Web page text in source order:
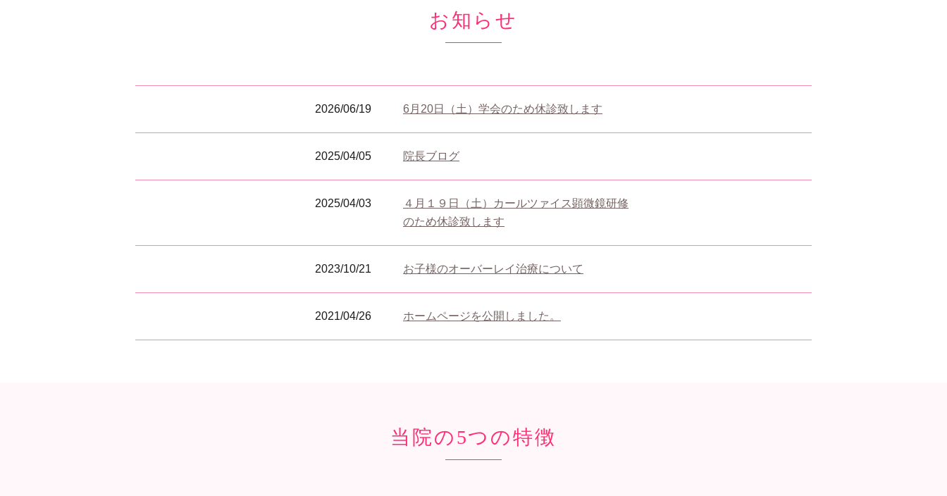
お知らせ
2026/06/19 6月20日（土）学会のため休診致します
2025/04/05 院長ブログ
2025/04/03
４月１９日（土）カールツァイス顕微鏡研修
のため休診致します
2023/10/21 お子様のオーバーレイ治療について
2021/04/26 ホームページを公開しました。
当院の5つの特徴